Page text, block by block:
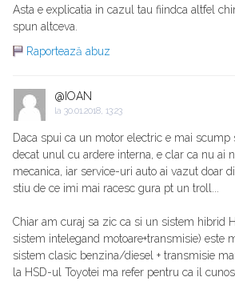
Asta e explicatia in cazul tau fiindca altfel
spun altceva.
Raportează abuz
@IOAN
la 30.01.2018, 13:23
Daca spui ca un motor electric e mai scump
decat unul cu ardere interna, e clar ca nu ai
mecanica, iar service-uri auto ai vazut doar
stiu de ce imi mai racesc gura pt un troll...
Chiar am curaj sa zic ca si un sistem hibrid
sistem intelegand motoare+transmisie) este
sistem clasic benzina/diesel + transmisie
la HSD-ul Toyotei ma refer pentru ca il